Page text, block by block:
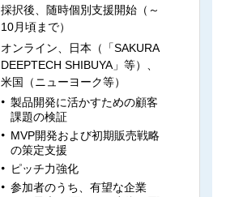
採択後、随時個別支援開始（～
10月頃まで）
オンライン、日本（「SAKURA
DEEPTECH SHIBUYA」等）、
米国（ニューヨーク等）
製品開発に活かすための顧客
課題の検証
MVP開発および初期販売戦略
の策定支援
ピッチ力強化
参加者のうち、有望な企業